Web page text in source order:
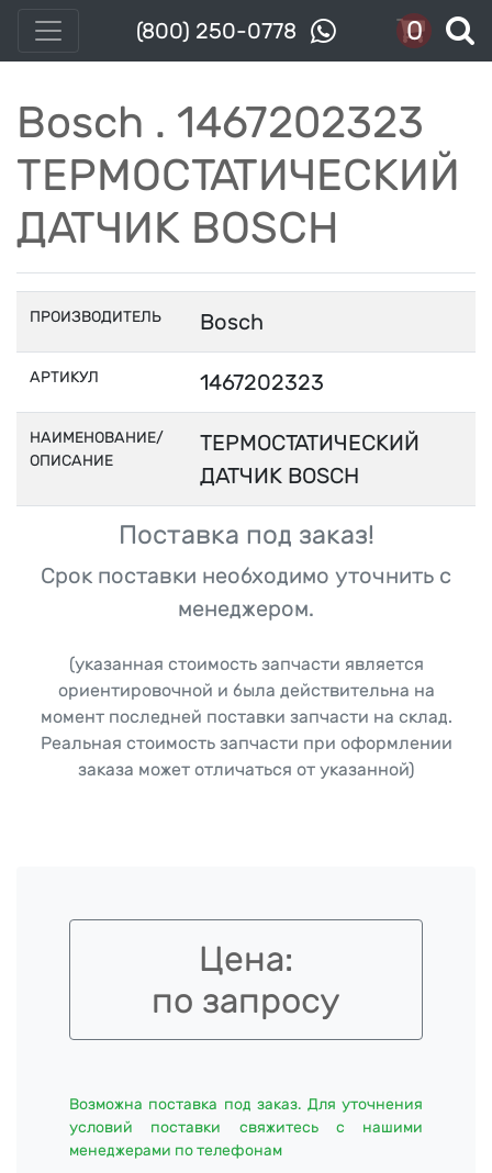
(800) 250-0778 0
Bosch . 1467202323
ТЕРМОСТАТИЧЕСКИЙ
ДАТЧИК BOSCH
ПРОИЗВОДИТЕЛЬ Bosch
АРТИКУЛ 1467202323
НАИМЕНОВАНИЕ/
ОПИСАНИЕ
ТЕРМОСТАТИЧЕСКИЙ
ДАТЧИК BOSCH
Поставка под заказ!
Срок поставки необходимо уточнить с
менеджером.
(указанная стоимость запчасти является
ориентировочной и была действительна на
момент последней поставки запчасти на склад.
Реальная стоимость запчасти при оформлении
заказа может отличаться от указанной)
Цена:
по запросу
Возможна поставка под заказ. Для уточнения
условий поставки свяжитесь с нашими
менеджерами по телефонам